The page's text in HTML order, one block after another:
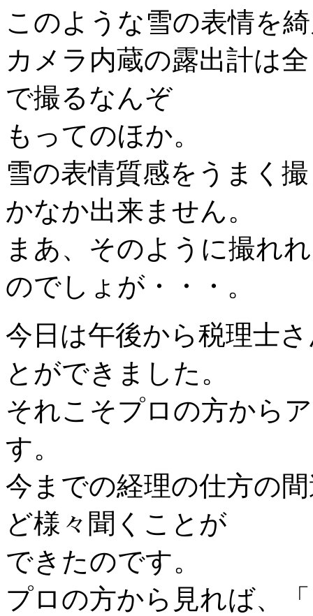
このような雪の表情を
カメラ内蔵の露出計は
で撮るなんぞ
もってのほか。
雪の表情質感をうまく
かなか出来ません。
まあ、そのように撮れ
のでしょが・・・。
今日は午後から税理士
とができました。
それこそプロの方から
す。
今までの経理の仕方の
ど様々聞くことが
できたのです。
プロの方から見れば、